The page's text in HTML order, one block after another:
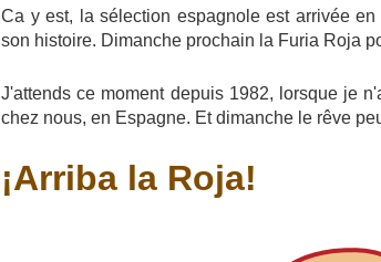
Ca y est, la sélection espagnole est arrivée
son histoire. Dimanche prochain la Furia Roja
J'attends ce moment depuis 1982, lorsque je
chez nous, en Espagne. Et dimanche le rêve
¡Arriba la Roja!